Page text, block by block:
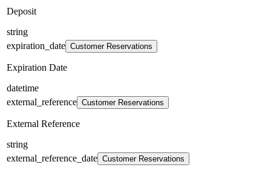
Deposit
string
expiration_date Customer Reservations
Expiration Date
datetime
external_reference Customer Reservations
External Reference
string
external_reference_date Customer Reservations